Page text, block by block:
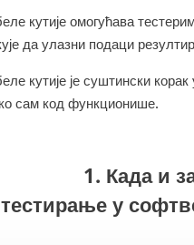
кутије омогућава
да улазни подаци
кутије је суштински
сам код функционише.
1. Када и
тестирање у